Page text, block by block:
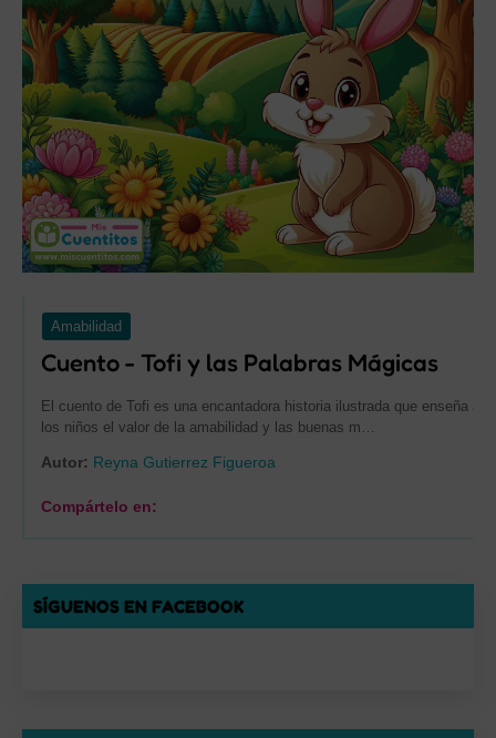
Amabilidad
Cuento - Tofi y las Palabras Mágicas
El cuento de Tofi es una encantadora historia ilustrada que enseña a
los niños el valor de la amabilidad y las buenas m…
Autor: Reyna Gutierrez Figueroa
Compártelo en:
SÍGUENOS EN FACEBOOK